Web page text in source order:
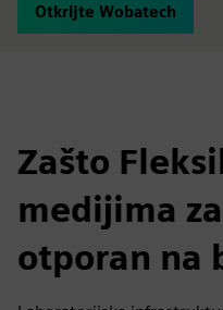
Otkrijte Wobatech
Zašto
medijima
otporan na